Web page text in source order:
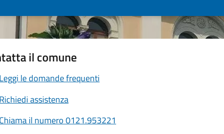
il comune
Leggi le domande frequenti
Richiedi assistenza
Chiama il numero 0121.953221